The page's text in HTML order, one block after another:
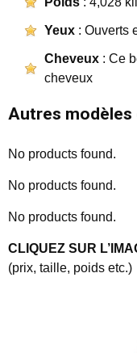
Yeux : Ouverts
Cheveux : Ce
cheveux
Autres modèles
No products found.
No products found.
No products found.
CLIQUEZ SUR
(prix, taille, poids etc.)